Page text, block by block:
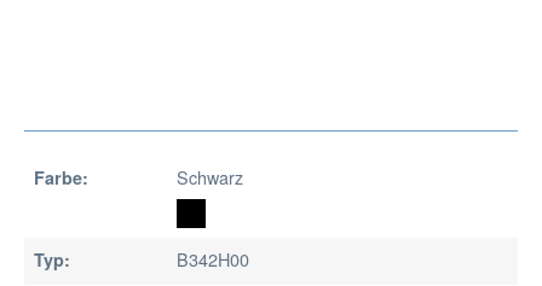
Farbe: Schwarz
Typ: B342H00